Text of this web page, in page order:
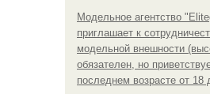
Модельное агентство
приглашает к
модельной внешности
обязателен, но
последнем возрасте от 18